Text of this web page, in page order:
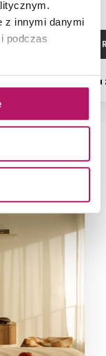
z innymi danymi
podczas
ZOBACZ